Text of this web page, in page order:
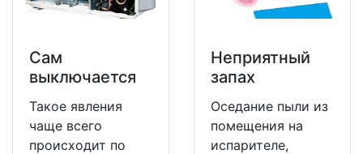
Сам
выключается
Такое явления
чаще всего
происходит по
Неприятный
запах
Оседание пыли из
помещения на
испарителе,